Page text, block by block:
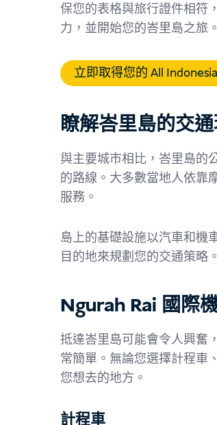
保您的表格與旅行證件相符
力，並開始您的峇里島之旅。
立即取得您的 All
瞭解峇里島的交
與主要城市相比，峇里島的
的路線。大多數當地人依靠
服務。
島上的基礎設施以汽車和機
目的地來規劃您的交通策略。
Ngurah Rai 國際
抵達峇里島可能會令人興奮
常簡單。無論您選擇計程車
您想去的地方。
計程車